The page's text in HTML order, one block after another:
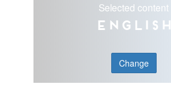
Selected content
English
Change